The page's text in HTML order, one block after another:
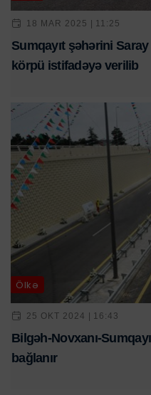
18 MAR 2025 | 11:25
Sumqayıt şəhərini
körpü istifadəyə verilib
Ölkə
25 OKT 2024 | 16:43
Bilgəh-Novxanı-
bağlanır